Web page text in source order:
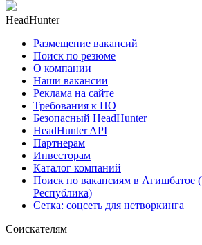
HeadHunter
Размещение вакансий
Поиск по резюме
О компании
Наши вакансии
Реклама на сайте
Требования к ПО
Безопасный HeadHunter
HeadHunter API
Партнерам
Инвесторам
Каталог компаний
Поиск по вакансиям в Агишбатое
Республика)
Сетка: соцсеть для нетворкинга
Соискателям